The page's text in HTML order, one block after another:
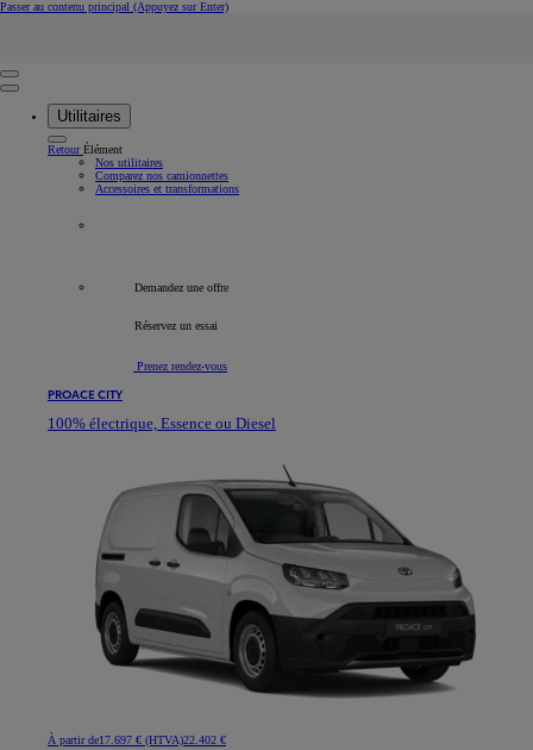
Passer au contenu principal (Appuyez sur Enter)
Utilitaires
RetourÉlément
Nos utilitaires
Comparez nos camionnettes
Accessoires et transformations
Demandez une offre
Réservez un essai
Prenez rendez-vous
PROACE CITY
100% électrique, Essence ou Diesel
À partir de17.697 € (HTVA)22.402 €